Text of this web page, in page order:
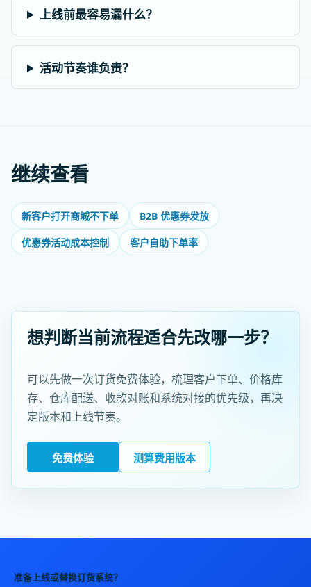
上线前最容易漏什么？
活动节奏谁负责？
继续查看
新客户打开商城不下单
B2B 优惠券发放
优惠券活动成本控制
客户自助下单率
想判断当前流程适合先改哪一步？
可以先做一次订货免费体验，梳理客户下单、价格库
存、仓库配送、收款对账和系统对接的优先级，再决
定版本和上线节奏。
免费体验 测算费用版本
准备上线或替换订货系统？